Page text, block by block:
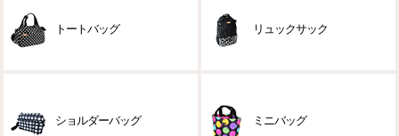
トートバッグ リュックサック
ショルダーバッグ ミニバッグ